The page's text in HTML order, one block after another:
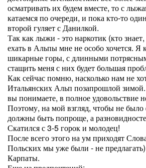
осматривать их будем вместе, то с
катаемся по очереди, и пока кто-то
второй гуляет с Данилкой.
Так как лыжи - это наркотик (кто
ехать в Альпы мне не особо хочется. Я
шикарные горы, с длинными
стащить меня с них будет большая
Как сейчас помню, насколько нам не
Итальянских Альп позапрошлой
вы понимаете, в полное удовольствие
Поэтому, на мой взгляд, чтобы не
должны быть попроще, а
Скатился с 3-5 горок и молодец!
После всего этого на ум приходят
Польских мы уже были - не
Карпаты.